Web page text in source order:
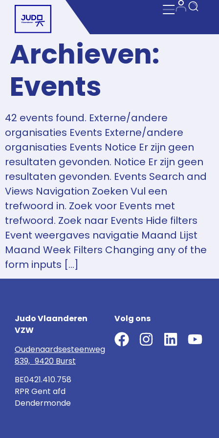
Archieven:
Events
42 events found. Externe/andere
organisaties Events Externe/andere
organisaties Events Notice Er zijn geen
resultaten gevonden. Notice Er zijn geen
resultaten gevonden. Events Search and
Views Navigation Zoeken Vul een
trefwoord in. Zoek voor Events met
trefwoord. Zoek naar Events Hide filters
Event weergaves navigatie Maand Lijst
Maand Week Filters Changing any of the
form inputs […]
Judo Vlaanderen
VZW
Oudenaardsesteenweg
839, 9420 Burst
BE0421.410.758
RPR Gent afd
Dendermonde
Volg ons